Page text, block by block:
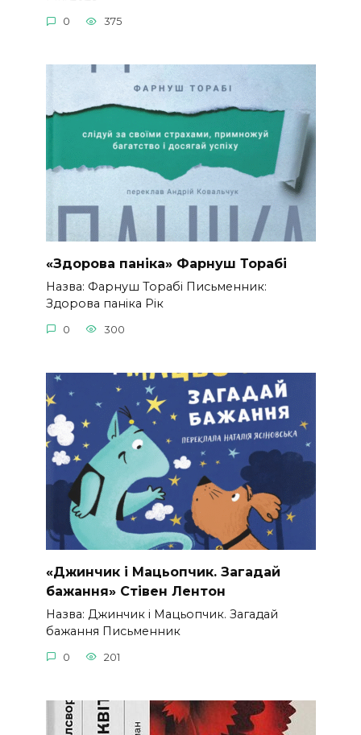
0 375
«Здорова паніка» Фарнуш Торабі
Назва: Фарнуш Торабі Письменник:
Здорова паніка Рік
0 300
«Джинчик і Мацьопчик. Загадай
бажання» Стівен Лентон
Назва: Джинчик і Мацьопчик. Загадай
бажання Письменник
0 201